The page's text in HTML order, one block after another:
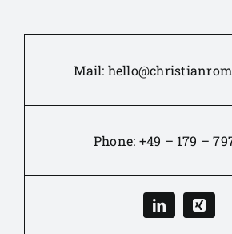
Mail:
Phone: +49 – 179 –